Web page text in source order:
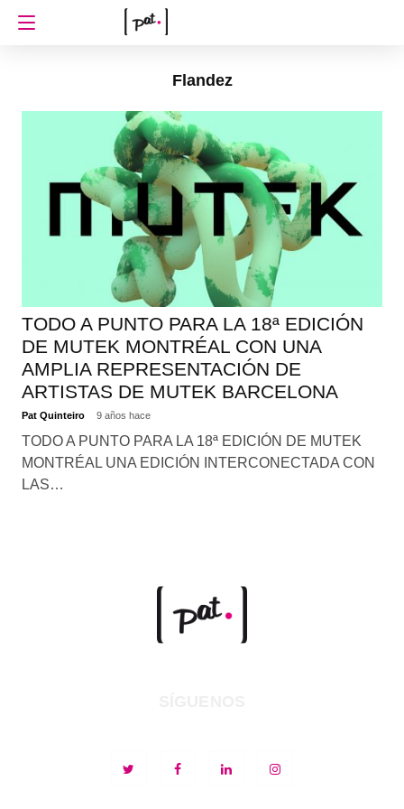
Flandez
TODO A PUNTO PARA LA 18ª EDICIÓN
DE MUTEK MONTRÉAL CON UNA
AMPLIA REPRESENTACIÓN DE
ARTISTAS DE MUTEK BARCELONA
Pat Quinteiro 9 años hace
TODO A PUNTO PARA LA 18ª EDICIÓN DE MUTEK
MONTRÉAL UNA EDICIÓN INTERCONECTADA CON
LAS…